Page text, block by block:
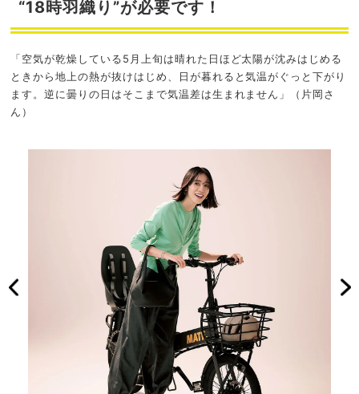
“18時羽織り”が必要です！
「空気が乾燥している5月上旬は晴れた日ほど太陽が沈みはじめる
ときから地上の熱が抜けはじめ、日が暮れると気温がぐっと下がり
ます。逆に曇りの日はそこまで気温差は生まれません」（片岡さ
ん）